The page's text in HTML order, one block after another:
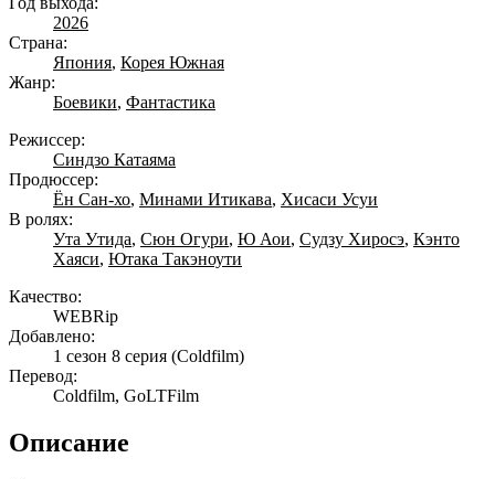
2026
Страна:
Япония, Корея Южная
Жанр:
Боевики, Фантастика
Режиссер:
Синдзо Катаяма
Продюссер:
Ён Сан-хо, Минами Итикава, Хисаси Усуи
В ролях:
Ута Утида, Сюн Огури, Ю Аои, Судзу Хиросэ, Кэнто
Хаяси, Ютака Такэноути
Качество:
WEBRip
Добавлено:
1 сезон 8 серия (Coldfilm)
Перевод:
Coldfilm, GoLTFilm
Описание